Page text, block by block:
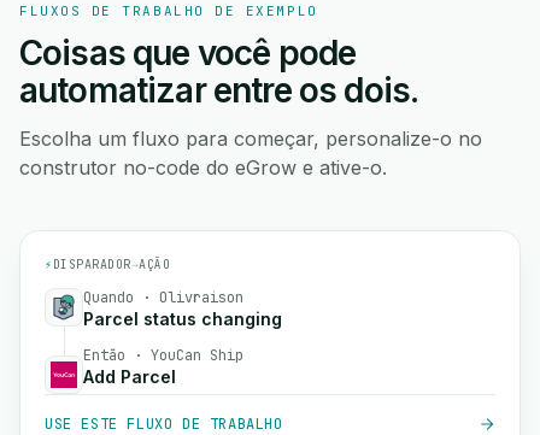
FLUXOS DE TRABALHO DE EXEMPLO
Coisas que você pode
automatizar entre os dois.
Escolha um fluxo para começar, personalize-o no
construtor no-code do eGrow e ative-o.
⚡ DISPARADOR→AÇÃO
Quando · Olivraison
Parcel status changing
Então · YouCan Ship
Add Parcel
USE ESTE FLUXO DE TRABALHO